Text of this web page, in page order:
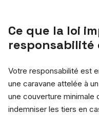
Ce que la loi
responsabilité
Votre responsabilité est
une caravane attelée à
une couverture minimale
indemniser les tiers en